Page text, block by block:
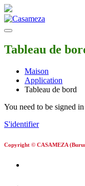
Tableau de
Maison
Application
Tableau de bord
You need to be signed
S'identifier
Copyright © CASAMEZA